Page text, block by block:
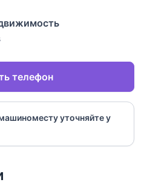
телефон
уточняйте у